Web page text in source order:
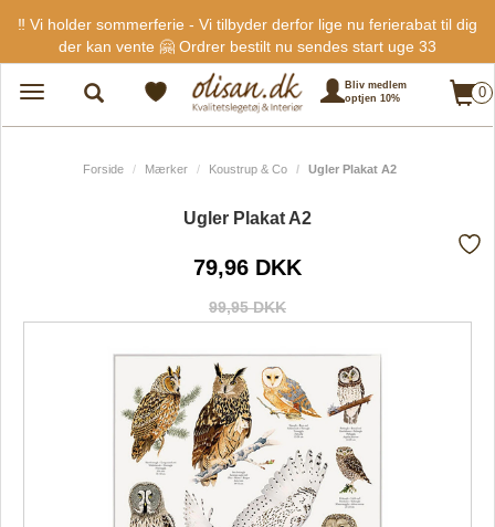
‼️ Vi holder sommerferie - Vi tilbyder derfor lige nu ferierabat til dig
der kan vente 🤗 Ordrer bestilt nu sendes start uge 33
Toggle
navigation
Bliv medlem
optjen 10%
0
Forside Mærker Koustrup & Co Ugler Plakat A2
Ugler Plakat A2
79,96 DKK
99,95 DKK